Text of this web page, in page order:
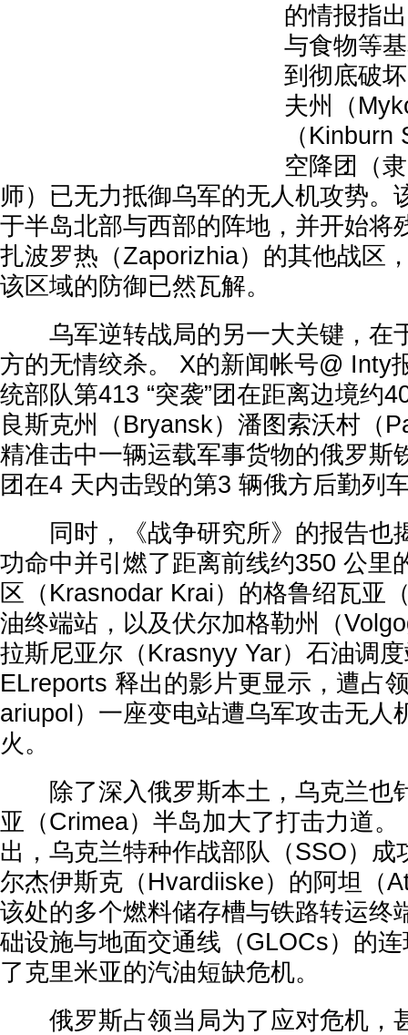
的情报指
与食物等
到彻底破
夫州（
（
空降团（
师）已无力抵御乌军的无人机攻势。
于半岛北部与西部的阵地，并开始将
扎波罗热（Zaporizhia）的其他战区
该区域的防御已然瓦解。
乌军逆转战局的另一大关键，在
方的无情绞杀。 X的新闻帐号@ Inty
统部队第413 “突袭”团在距离边境约
良斯克州（Bryansk）潘图索沃村（
精准击中一辆运载军事货物的俄罗斯
团在4 天内击毁的第3 辆俄方后勤列
同时，《战争研究所》的报告也
功命中并引燃了距离前线约350 公里
区（Krasnodar Krai）的格鲁绍瓦亚
油终端站，以及伏尔加格勒州（
拉斯尼亚尔（Krasnyy Yar）石油调
ELreports 释出的影片更显示，遭占
ariupol）一座变电站遭乌军攻击无人
火。
除了深入俄罗斯本土，乌克兰也
亚（Crimea）半岛加大了打击力道
出，乌克兰特种作战部队（SSO）成
尔杰伊斯克（Hvardiiske）的阿坦（
该处的多个燃料储存槽与铁路转运终
础设施与地面交通线（GLOCs）的
了克里米亚的汽油短缺危机。
俄罗斯占领当局为了应对危机，